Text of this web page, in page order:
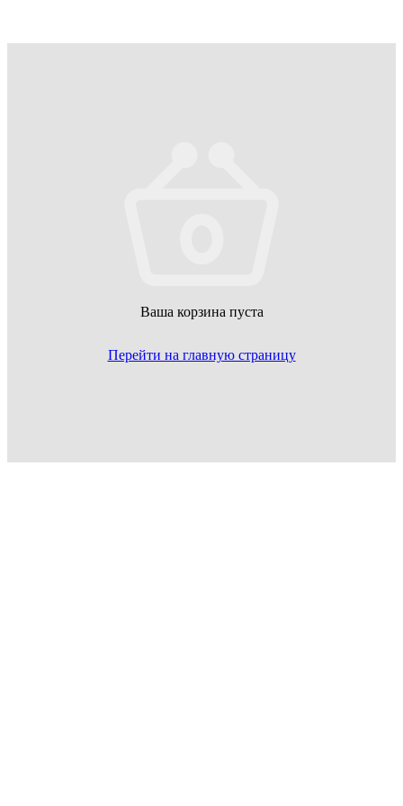
Ваша корзина пуста
Перейти на главную страницу